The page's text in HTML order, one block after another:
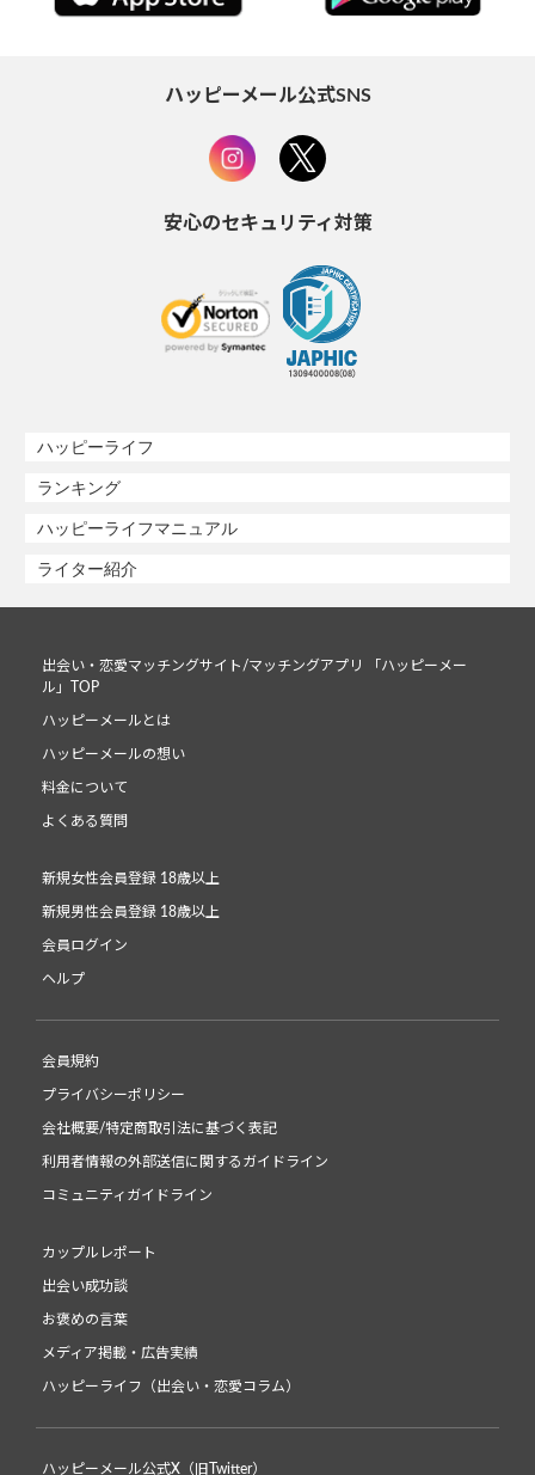
ハッピーメール公式SNS
安心のセキュリティ対策
ハッピーライフ
ランキング
ハッピーライフマニュアル
ライター紹介
出会い・恋愛マッチングサイト/マッチングアプリ 「ハッピーメー
ル」TOP
ハッピーメールとは
ハッピーメールの想い
料金について
よくある質問
新規女性会員登録 18歳以上
新規男性会員登録 18歳以上
会員ログイン
ヘルプ
会員規約
プライバシーポリシー
会社概要/特定商取引法に基づく表記
利用者情報の外部送信に関するガイドライン
コミュニティガイドライン
カップルレポート
出会い成功談
お褒めの言葉
メディア掲載・広告実績
ハッピーライフ（出会い・恋愛コラム）
ハッピーメール公式X（旧Twitter）